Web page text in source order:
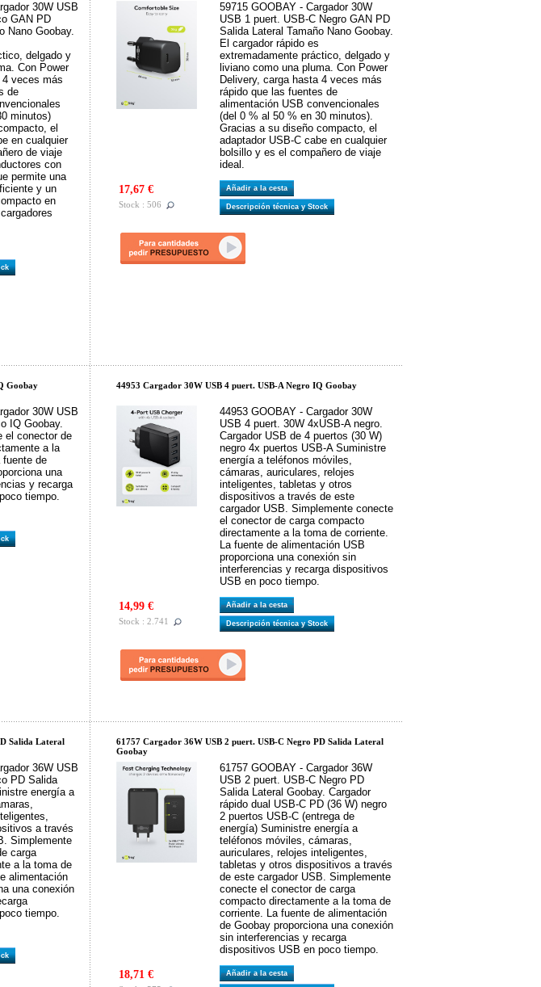
30W USB
GAN PD
Nano Goobay.
delgado y
Con Power
4 veces más
de
minutos)
el
en cualquier
de viaje
con
permite una
y un
en
59715 GOOBAY - Cargador 30W
USB 1 puert. USB-C Negro GAN PD
Salida Lateral Tamaño Nano Goobay.
El cargador rápido es
extremadamente práctico, delgado y
liviano como una pluma. Con Power
Delivery, carga hasta 4 veces más
rápido que las fuentes de
alimentación USB convencionales
(del 0 % al 50 % en 30 minutos).
Gracias a su diseño compacto, el
adaptador USB-C cabe en cualquier
bolsillo y es el compañero de viaje
ideal.
17,67 €
Stock : 506
Añadir a la cesta
Descripción técnica y Stock
Goobay
30W USB
IQ Goobay.
el conector de
a la
fuente de
una
y recarga
tiempo.
44953 Cargador 30W USB 4 puert. USB-A Negro IQ Goobay
44953 GOOBAY - Cargador 30W
USB 4 puert. 30W 4xUSB-A negro.
Cargador USB de 4 puertos (30 W)
negro 4x puertos USB-A Suministre
energía a teléfonos móviles,
cámaras, auriculares, relojes
inteligentes, tabletas y otros
dispositivos a través de este
cargador USB. Simplemente conecte
el conector de carga compacto
directamente a la toma de corriente.
La fuente de alimentación USB
proporciona una conexión sin
interferencias y recarga dispositivos
USB en poco tiempo.
14,99 €
Stock : 2.741
Añadir a la cesta
Descripción técnica y Stock
Salida Lateral
36W USB
PD Salida
energía a
a través
Simplemente
carga
a la toma de
alimentación
una conexión
tiempo.
61757 Cargador 36W USB 2 puert. USB-C Negro PD Salida Lateral
Goobay
61757 GOOBAY - Cargador 36W
USB 2 puert. USB-C Negro PD
Salida Lateral Goobay. Cargador
rápido dual USB-C PD (36 W) negro
2 puertos USB-C (entrega de
energía) Suministre energía a
teléfonos móviles, cámaras,
auriculares, relojes inteligentes,
tabletas y otros dispositivos a través
de este cargador USB. Simplemente
conecte el conector de carga
compacto directamente a la toma de
corriente. La fuente de alimentación
de Goobay proporciona una conexión
sin interferencias y recarga
dispositivos USB en poco tiempo.
18,71 € Añadir a la cesta